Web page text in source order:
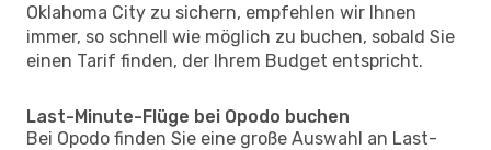
Oklahoma City zu sichern, empfehlen wir Ihnen
immer, so schnell wie möglich zu buchen, sobald Sie
einen Tarif finden, der Ihrem Budget entspricht.
Last-Minute-Flüge bei Opodo buchen
Bei Opodo finden Sie eine große Auswahl an Last-